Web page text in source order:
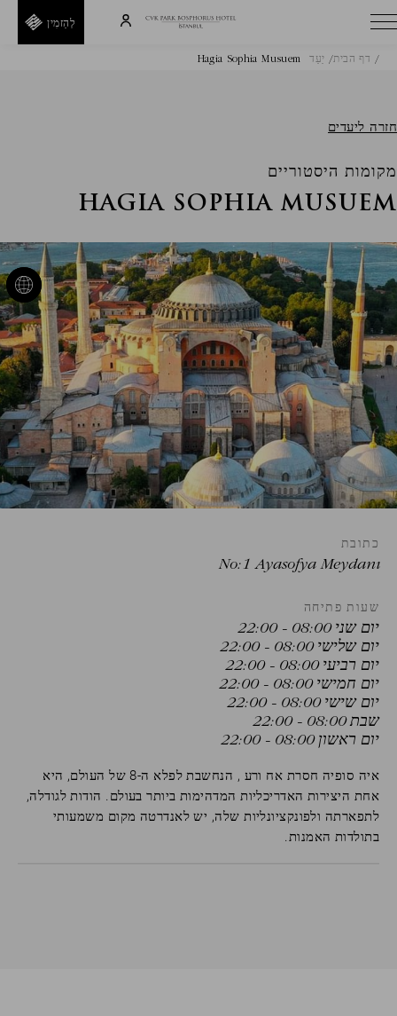
De
Ru
Es
Fa
לְהַזמִין
חזור
קוד
קופון
קוד
הנחה
קוד
תאגידי
משתתף
בקבוצה
לְאַמֵת
דף הבית יַעַד Hagia Sophia Musuem
חזרה ליעדים
מקומות היסטוריים
HAGIA SOPHIA MUSUEM
כתובת
No:1 Ayasofya Meydanı
שעות פתיחה
יום שני 08:00 - 22:00
יום שלישי 08:00 - 22:00
יום רביעי 08:00 - 22:00
יום חמישי 08:00 - 22:00
יום שישי 08:00 - 22:00
שבת 08:00 - 22:00
יום ראשון 08:00 - 22:00
איה סופיה חסרת אח ורע , הנחשבת לפלא ה-8 של העולם, היא
אחת היצירות האדריכליות המדהימות ביותר בעולם. הודות לגודלה,
לתפארתה ולפונקציונליות שלה, יש לאנדרטה מקום משמעותי
בתולדות האמנות.